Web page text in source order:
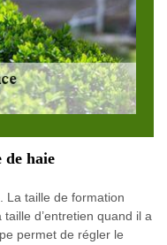
de haie
La taille de formation
taille d’entretien quand il a
permet de régler le